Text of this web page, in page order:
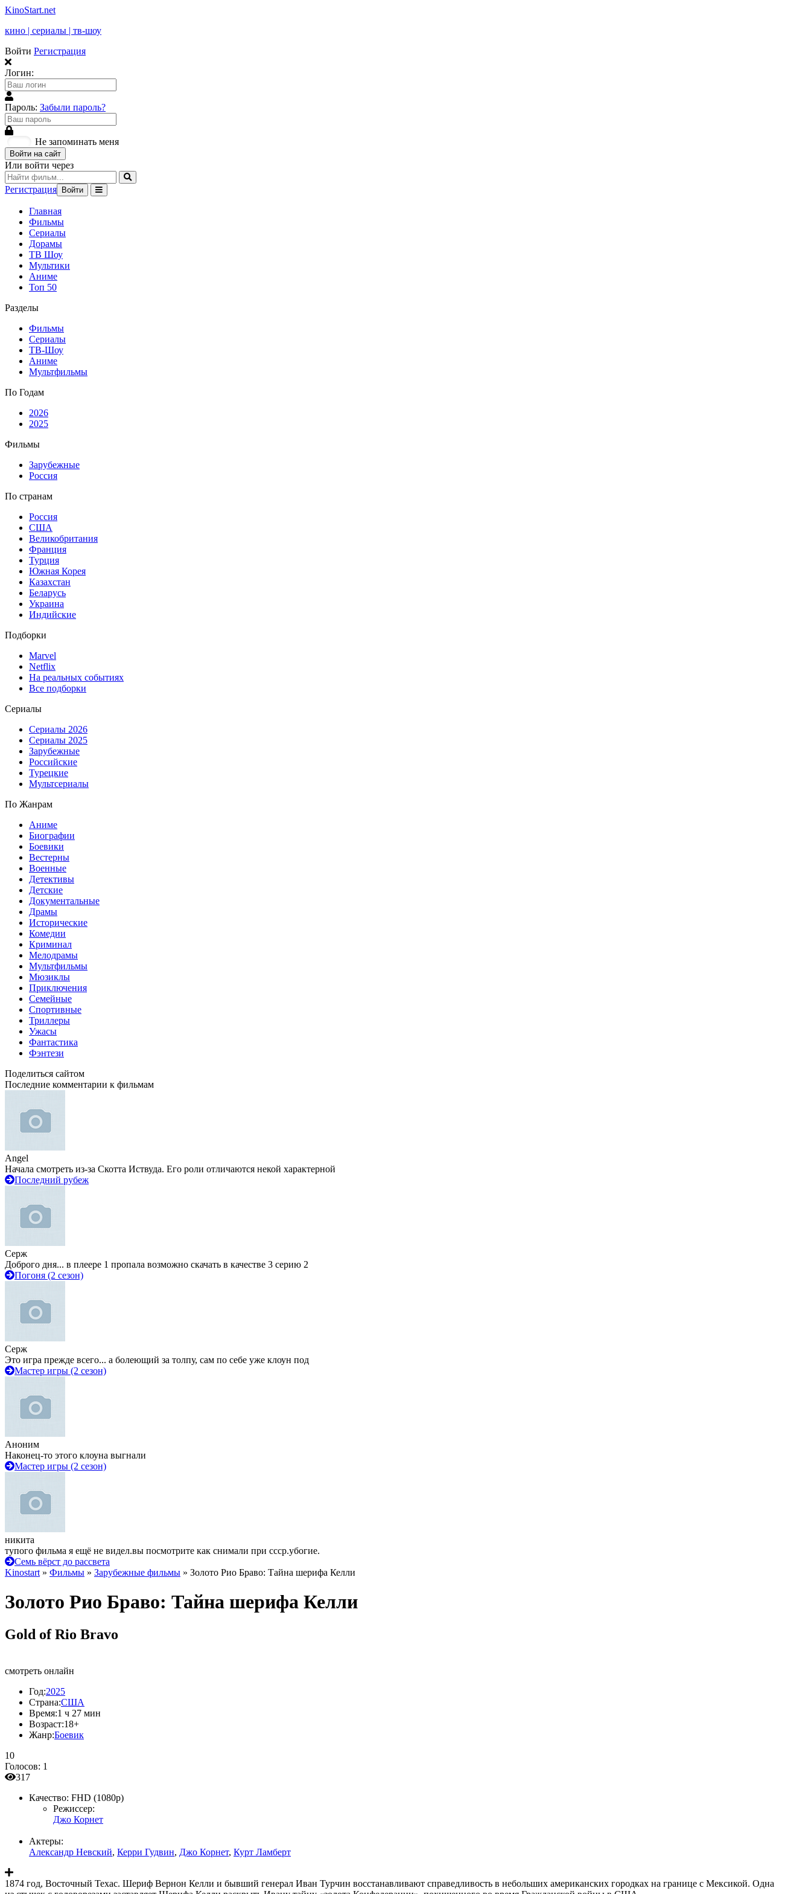
KinoStart.net
кино | сериалы | тв-шоу
Войти Регистрация
Логин:
Пароль: Забыли пароль?
Не запоминать меня
Войти на сайт
Или войти через
Регистрация Войти
Главная
Фильмы
Сериалы
Дорамы
ТВ Шоу
Мультики
Аниме
Топ 50
Разделы
Фильмы
Сериалы
ТВ-Шоу
Аниме
Мультфильмы
По Годам
2026
2025
Фильмы
Зарубежные
Россия
По странам
Россия
США
Великобритания
Франция
Турция
Южная Корея
Казахстан
Беларусь
Украина
Индийские
Подборки
Marvel
Netflix
На реальных событиях
Все подборки
Сериалы
Сериалы 2026
Сериалы 2025
Зарубежные
Российские
Турецкие
Мультсериалы
По Жанрам
Аниме
Биографии
Боевики
Вестерны
Военные
Детективы
Детские
Документальные
Драмы
Исторические
Комедии
Криминал
Мелодрамы
Мультфильмы
Мюзиклы
Приключения
Семейные
Спортивные
Триллеры
Ужасы
Фантастика
Фэнтези
Поделиться сайтом
Последние комментарии к фильмам
Angel
Начала смотреть из-за Скотта Иствуда. Его роли отличаются некой характерной
Последний рубеж
Серж
Доброго дня... в плеере 1 пропала возможно скачать в качестве 3 серию 2
Погоня (2 сезон)
Серж
Это игра прежде всего... а болеющий за толпу, сам по себе уже клоун под
Мастер игры (2 сезон)
Аноним
Наконец-то этого клоуна выгнали
Мастер игры (2 сезон)
никита
тупого фильма я ещё не видел.вы посмотрите как снимали при ссср.убогие.
Семь вёрст до рассвета
Kinostart » Фильмы » Зарубежные фильмы » Золото Рио Браво: Тайна шерифа Келли
Золото Рио Браво: Тайна шерифа Келли
Gold of Rio Bravo
смотреть онлайн
Год:2025
Страна:США
Время:1 ч 27 мин
Возраст:18+
Жанр:Боевик
10
Голосов: 1
317
Качество: FHD (1080p)
Режиссер:
Джо Корнет
Актеры:
Александр Невский, Керри Гудвин, Джо Корнет, Курт Ламберт
1874 год, Восточный Техас. Шериф Вернон Келли и бывший генерал Иван Турчин восстанавливают справедливость в небольших американских городках на границе с Мексикой. Одна